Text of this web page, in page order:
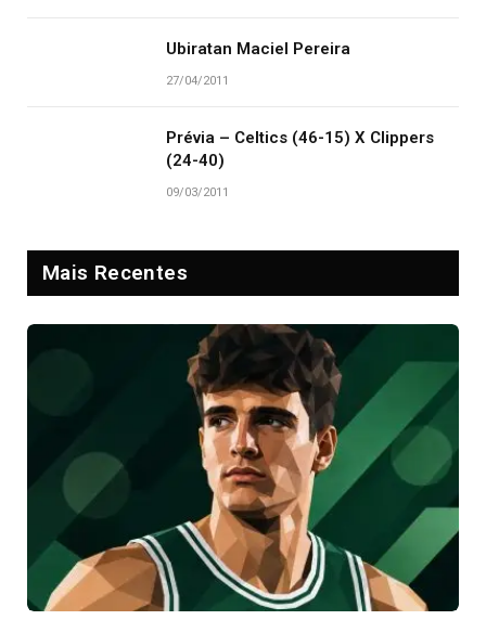
Ubiratan Maciel Pereira
27/04/2011
Prévia – Celtics (46-15) X Clippers
(24-40)
09/03/2011
Mais Recentes